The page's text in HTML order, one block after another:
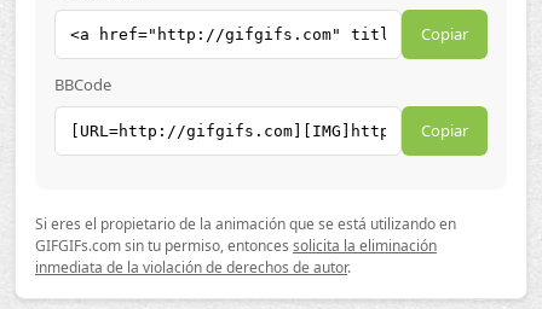
Copiar
BBCode
Copiar
Si eres el propietario de la animación que se está utilizando en
GIFGIFs.com sin tu permiso, entonces solicita la eliminación
inmediata de la violación de derechos de autor.